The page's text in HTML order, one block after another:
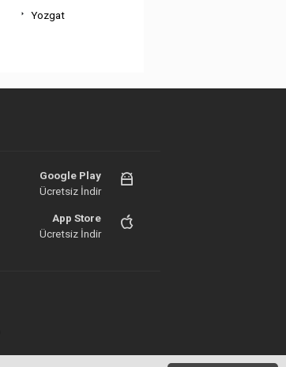
Yozgat
Google Play
Ücretsiz İndir
App Store
Ücretsiz İndir